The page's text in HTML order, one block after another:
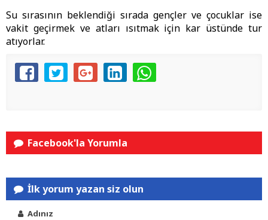
Su sırasının beklendiği sırada gençler ve çocuklar ise
vakit geçirmek ve atları ısıtmak için kar üstünde tur
atıyorlar.
Facebook'la Yorumla
İlk yorum yazan siz olun
Adınız